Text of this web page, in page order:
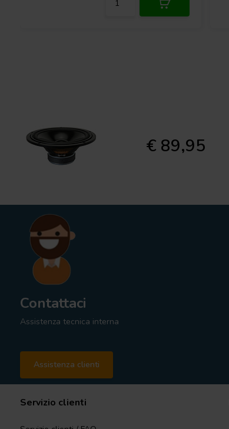
€ 89,95
Contattaci
Assistenza tecnica interna
Assistenza clienti
Servizio clienti